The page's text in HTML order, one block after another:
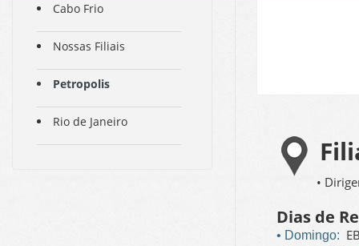
Cabo Frio
Nossas Filiais
Petropolis
Rio de Janeiro
•
Dias de
• Domingo: